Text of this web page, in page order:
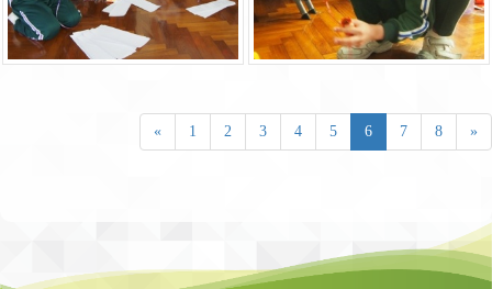
« 1 2 3 4 5 6 7 8 »